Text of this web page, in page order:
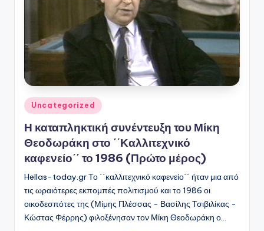
Αναρτήθηκε
σε
Uncategorized
Η καταπληκτική συνέντευξη του Μίκη
Θεοδωράκη στο ΄΄Καλλιτεχνικό
καφενείο΄΄ το 1986 (Πρώτο μέρος)
Hellas-today.gr Το ΄΄καλλιτεχνικό καφενείο΄΄ ήταν μια από
τις ωραιότερες εκπομπές πολιτισμού και το 1986 οι
οικοδεσπότες της (Μίμης Πλέσσας - Βασίλης Τσιβιλίκας -
Κώστας Φέρρης) φιλοξένησαν τον Μίκη Θεοδωράκη ο…